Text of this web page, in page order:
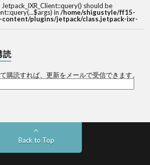
should be
in /home/shigustyle/ff15-
content/plugins/jetpack/class.jetpack-ixr-
読
購読すれば、更新をメールで受信できます。
Back to Top